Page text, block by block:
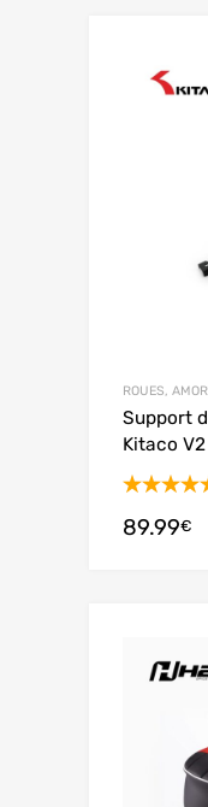
ROUES,
Support
Kitaco V2
sur 5
89.99€